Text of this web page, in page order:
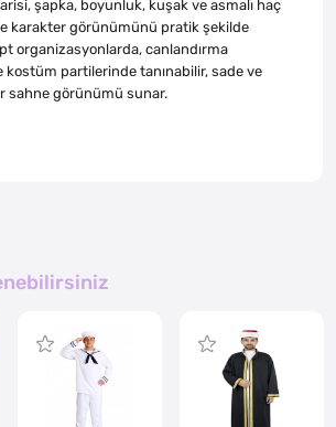
şapka, boyunluk, kuşak ve asmalı haç
karakter görünümünü pratik şekilde
organizasyonlarda, canlandırma
kostüm partilerinde tanınabilir, sade ve
sahne görünümü sunar.